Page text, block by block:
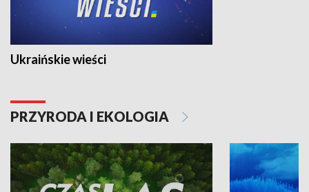
Ukraińskie wieści
PRZYRODA I EKOLOGIA